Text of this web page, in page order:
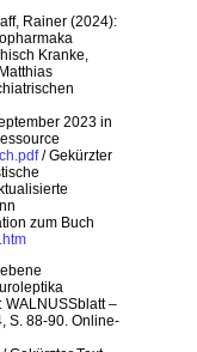
Rainer (2024):
Kranke,
2023 in
/ Gekürzter
zum Buch
WALNUSSblatt –
S. 88-90. Online-